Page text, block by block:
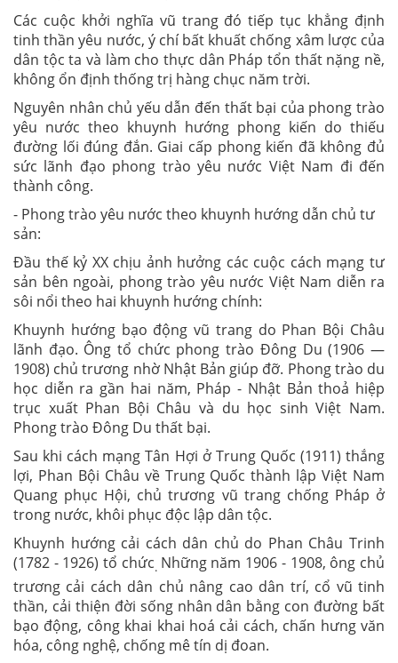
Các cuộc khởi nghĩa vũ trang đó tiếp tục khẳng định
tinh thần yêu nước, ý chí bất khuất chống xâm lược của
dân tộc ta và làm cho thực dân Pháp tổn thất nặng nề,
không ổn định thống trị hàng chục năm trời.
Nguyên nhân chủ yếu dẫn đến thất bại của phong trào
yêu nước theo khuynh hướng phong kiến do thiếu
đường lối đúng đắn. Giai cấp phong kiến đã không đủ
sức lãnh đạo phong trào yêu nước Việt Nam đi đến
thành công.
- Phong trào yêu nước theo khuynh hướng dẫn chủ tư
sản:
Đầu thế kỷ XX chịu ảnh hưởng các cuộc cách mạng tư
sản bên ngoài, phong trào yêu nước Việt Nam diễn ra
sôi nổi theo hai khuynh hướng chính:
Khuynh hướng bạo động vũ trang do Phan Bội Châu
lãnh đạo. Ông tổ chức phong trào Đông Du (1906 —
1908) chủ trương nhờ Nhật Bản giúp đỡ. Phong trào du
học diễn ra gần hai năm, Pháp - Nhật Bản thoả hiệp
trục xuất Phan Bội Châu và du học sinh Việt Nam.
Phong trào Đông Du thất bại.
Sau khi cách mạng Tân Hợi ở Trung Quốc (1911) thắng
lợi, Phan Bội Châu về Trung Quốc thành lập Việt Nam
Quang phục Hội, chủ trương vũ trang chống Pháp ở
trong nước, khôi phục độc lập dân tộc.
Khuynh hướng cải cách dân chủ do Phan Châu Trinh
(1782 - 1926) tổ chức. Những năm 1906 - 1908, ông chủ
trương cải cách dân chủ nâng cao dân trí, cổ vũ tinh
thần, cải thiện đời sống nhân dân bằng con đường bất
bạo động, công khai khai hoá cải cách, chấn hưng văn
hóa, công nghệ, chống mê tín dị đoan.